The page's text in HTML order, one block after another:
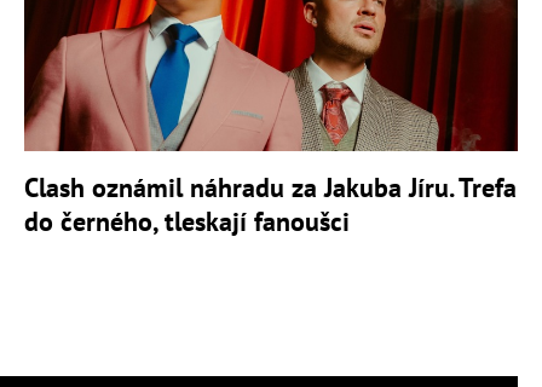
Clash oznámil náhradu za Jakuba Jíru. Trefa
do černého, tleskají fanoušci